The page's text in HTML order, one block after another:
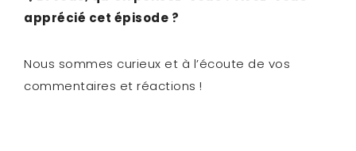
apprécié cet épisode ?
Nous sommes curieux et à l’écoute de vos
commentaires et réactions !